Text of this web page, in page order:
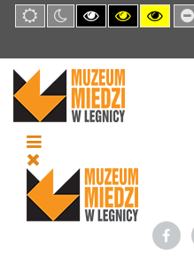
Default
mode
Night
mode
High
Contrast
White
mode
High
Contrast
Yellow
High